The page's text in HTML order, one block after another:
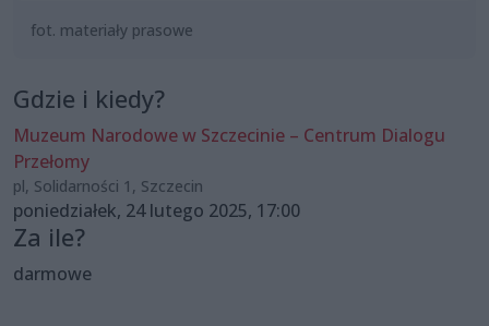
fot. materiały prasowe
Gdzie i kiedy?
Muzeum Narodowe w Szczecinie – Centrum Dialogu
Przełomy
pl, Solidarności 1, Szczecin
poniedziałek, 24 lutego 2025, 17:00
Za ile?
darmowe